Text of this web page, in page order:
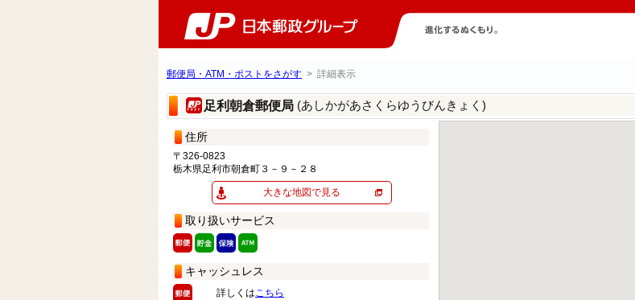
郵便局・ATM・ポストをさがす > 詳細表示
足利朝倉郵便局 (あしかがあさくらゆうびんきょく)
住所
〒326-0823
栃木県足利市朝倉町３－９－２８
大きな地図で見る
取り扱いサービス
キャッシュレス
詳しくはこちら